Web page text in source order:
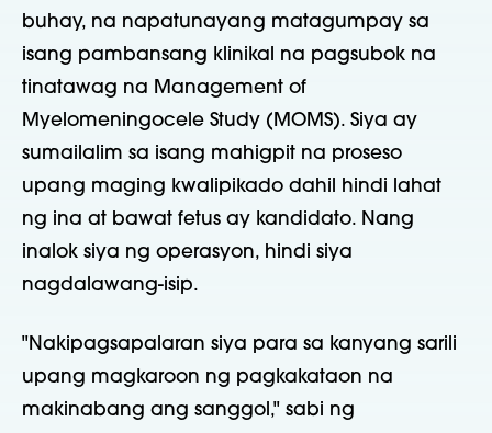
buhay, na napatunayang matagumpay sa
isang pambansang klinikal na pagsubok na
tinatawag na Management of
Myelomeningocele Study (MOMS). Siya ay
sumailalim sa isang mahigpit na proseso
upang maging kwalipikado dahil hindi lahat
ng ina at bawat fetus ay kandidato. Nang
inalok siya ng operasyon, hindi siya
nagdalawang-isip.
"Nakipagsapalaran siya para sa kanyang sarili
upang magkaroon ng pagkakataon na
makinabang ang sanggol," sabi ng